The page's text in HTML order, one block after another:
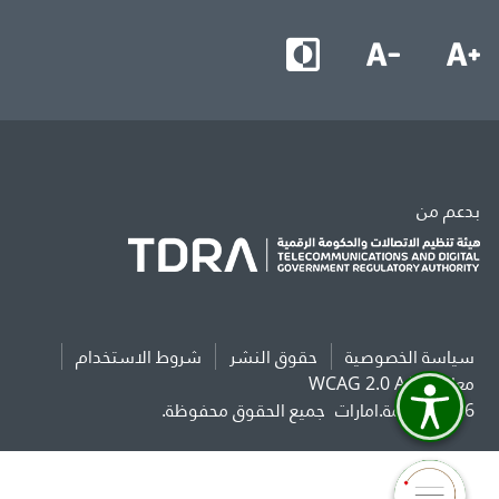
بدعم من
سياسة الخصوصية حقوق النشر
شروط الاستخدام
معايير WCAG 2.0 AAA
2026 حكومة.امارات
جميع الحقوق محفوظة.